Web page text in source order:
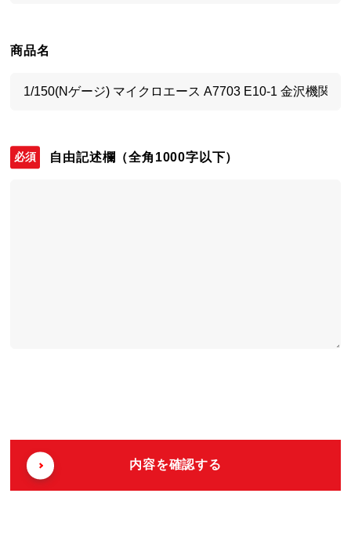
商品名
自由記述欄 （全角1000字以下）